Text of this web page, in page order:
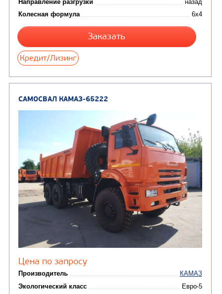
Направление разгрузки
Узнать цену
САМОСВАЛ КАМАЗ-65115